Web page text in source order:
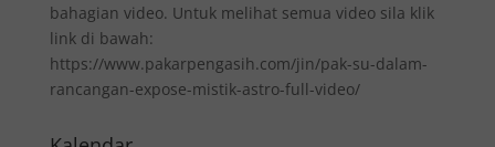
bahagian video. Untuk melihat semua video sila klik
link di bawah:
https://www.pakarpengasih.com/jin/pak-su-dalam-
rancangan-expose-mistik-astro-full-video/